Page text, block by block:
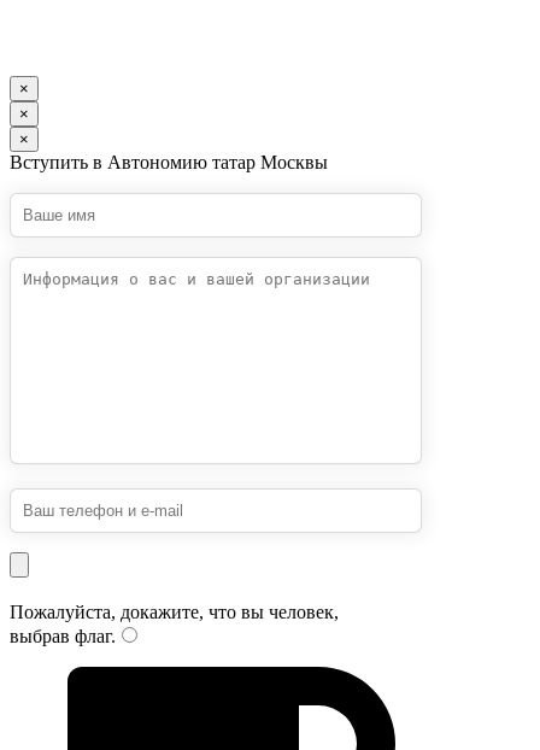
×
×
×
Вступить в Автономию татар Москвы
Пожалуйста, докажите, что вы человек,
выбрав флаг.